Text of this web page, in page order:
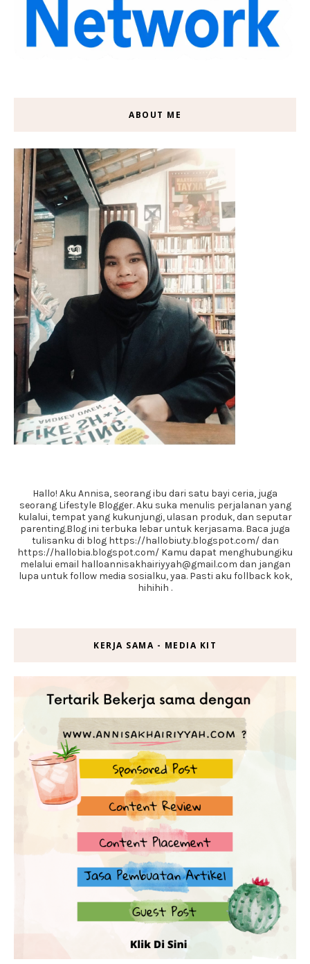
ABOUT ME
Hallo! Aku Annisa, seorang ibu dari satu bayi ceria, juga
seorang Lifestyle Blogger. Aku suka menulis perjalanan yang
kulalui, tempat yang kukunjungi, ulasan produk, dan seputar
parenting.Blog ini terbuka lebar untuk kerjasama. Baca juga
tulisanku di blog https://hallobiuty.blogspot.com/ dan
https://hallobia.blogspot.com/ Kamu dapat menghubungiku
melalui email halloannisakhairiyyah@gmail.com dan jangan
lupa untuk follow media sosialku, yaa. Pasti aku follback kok,
hihihih .
KERJA SAMA - MEDIA KIT